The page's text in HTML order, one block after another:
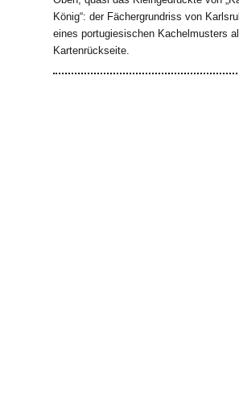
König“: der Fächergrundriss von
eines portugiesischen Kachelmusters
Kartenrückseite.